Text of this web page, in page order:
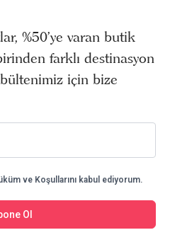
%50’ye varan butik
farklı destinasyon
için bize
ve Koşullarını kabul ediyorum.
Ol